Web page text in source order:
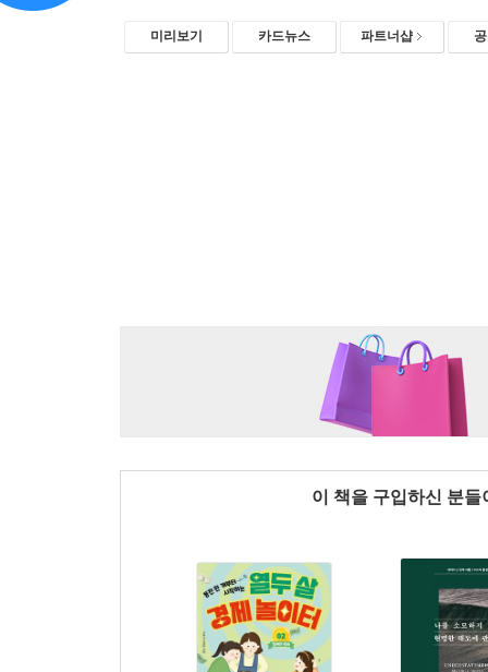
미리보기 카드뉴스 파트너샵
이 책을 구입하신 분